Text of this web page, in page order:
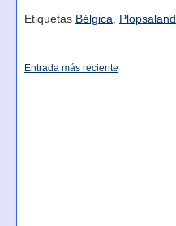
Etiquetas Bélgica Plopsaland
Entrada más reciente